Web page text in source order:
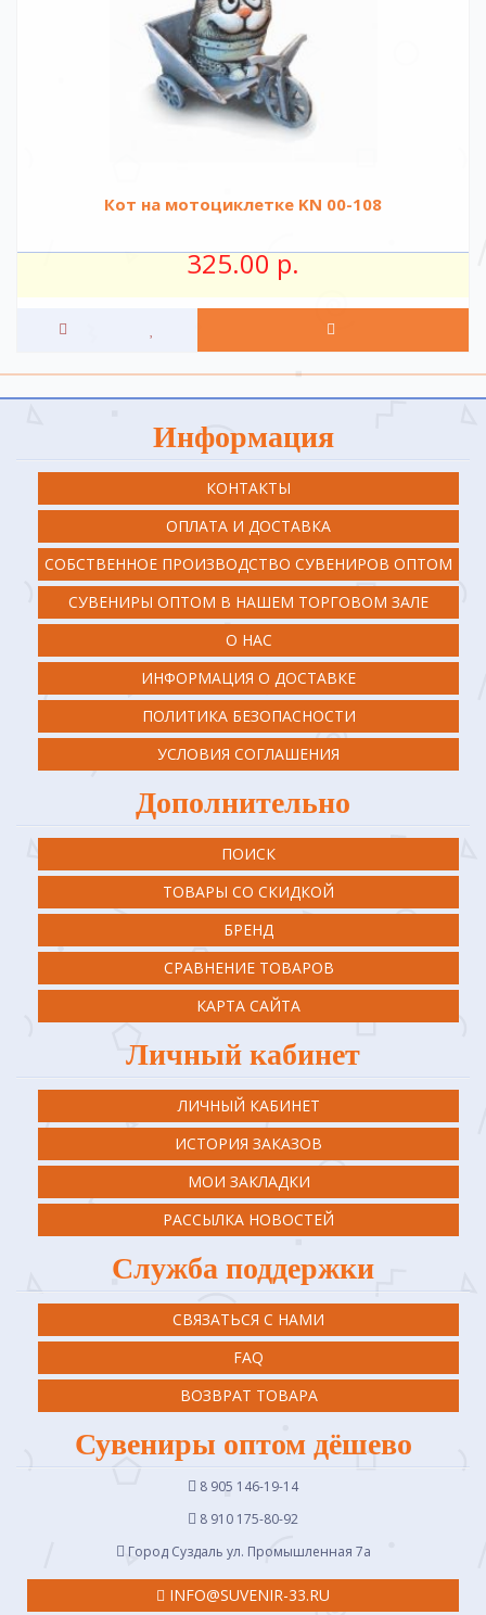
Кот на мотоциклетке KN 00-108
325.00 р.
Информация
КОНТАКТЫ
ОПЛАТА И ДОСТАВКА
СОБСТВЕННОЕ ПРОИЗВОДСТВО СУВЕНИРОВ ОПТОМ
СУВЕНИРЫ ОПТОМ В НАШЕМ ТОРГОВОМ ЗАЛЕ
О НАС
ИНФОРМАЦИЯ О ДОСТАВКЕ
ПОЛИТИКА БЕЗОПАСНОСТИ
УСЛОВИЯ СОГЛАШЕНИЯ
Дополнительно
ПОИСК
ТОВАРЫ СО СКИДКОЙ
БРЕНД
СРАВНЕНИЕ ТОВАРОВ
КАРТА САЙТА
Личный кабинет
ЛИЧНЫЙ КАБИНЕТ
ИСТОРИЯ ЗАКАЗОВ
МОИ ЗАКЛАДКИ
РАССЫЛКА НОВОСТЕЙ
Служба поддержки
СВЯЗАТЬСЯ С НАМИ
FAQ
ВОЗВРАТ ТОВАРА
Сувениры оптом дёшево
8 905 146-19-14
8 910 175-80-92
Город Суздаль ул. Промышленная 7a
INFO@SUVENIR-33.RU